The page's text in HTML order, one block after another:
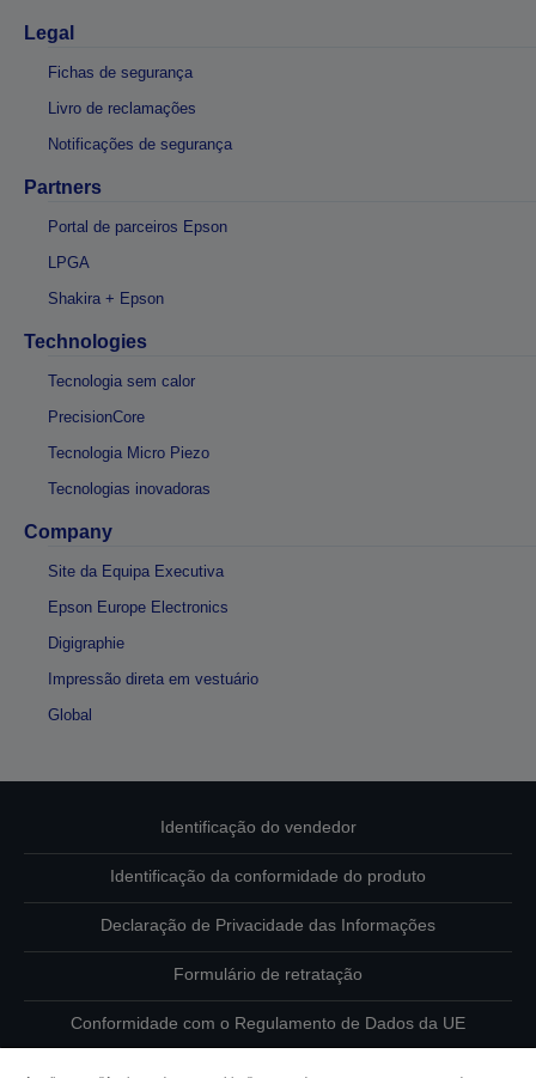
Legal
Fichas de segurança
Livro de reclamações
Notificações de segurança
Partners
Portal de parceiros Epson
LPGA
Shakira + Epson
Technologies
Tecnologia sem calor
PrecisionCore
Tecnologia Micro Piezo
Tecnologias inovadoras
Company
Site da Equipa Executiva
Epson Europe Electronics
Digigraphie
Impressão direta em vestuário
Global
Identificação do vendedor
Identificação da conformidade do produto
Declaração de Privacidade das Informações
Formulário de retratação
Conformidade com o Regulamento de Dados da UE